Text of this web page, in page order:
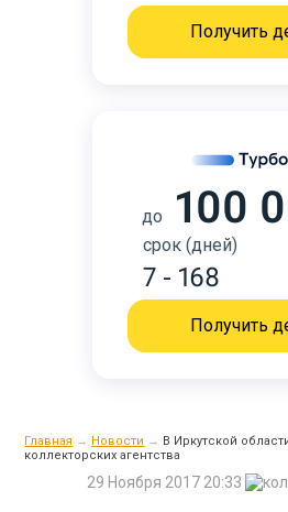
Получить
до 100
срок (дней)
7 - 168
Получить
Главная → Новости → В Иркутской
коллекторских агентства
29 Ноября 2017 20:33